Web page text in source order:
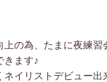
の為、たまに夜練習
きます♪
イリストデビュー出